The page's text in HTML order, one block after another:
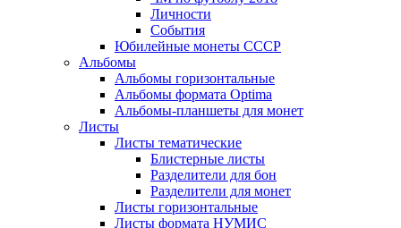
Личности
События
Юбилейные монеты СССР
Альбомы
Альбомы горизонтальные
Альбомы формата Optima
Альбомы-планшеты для монет
Листы
Листы тематические
Блистерные листы
Разделители для бон
Разделители для монет
Листы горизонтальные
Листы формата НУМИС